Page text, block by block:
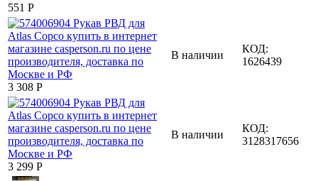
‍551‍ Р
3 308 Р
В наличии
КОД:
1626439
3 299 Р
В наличии
КОД:
3128317656